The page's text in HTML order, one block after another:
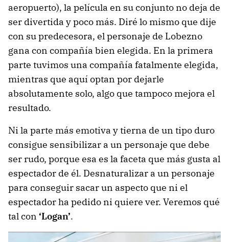
aeropuerto), la película en su conjunto no deja de
ser divertida y poco más. Diré lo mismo que dije
con su predecesora, el personaje de Lobezno
gana con compañía bien elegida. En la primera
parte tuvimos una compañía fatalmente elegida,
mientras que aquí optan por dejarle
absolutamente solo, algo que tampoco mejora el
resultado.
Ni la parte más emotiva y tierna de un tipo duro
consigue sensibilizar a un personaje que debe
ser rudo, porque esa es la faceta que más gusta al
espectador de él. Desnaturalizar a un personaje
para conseguir sacar un aspecto que ni el
espectador ha pedido ni quiere ver. Veremos qué
tal con ‘Logan’.